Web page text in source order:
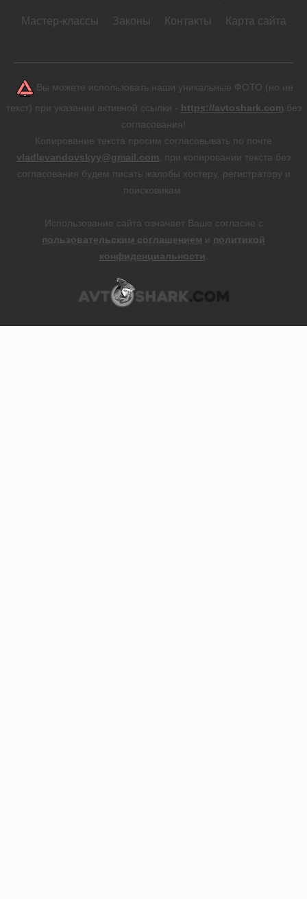
Мастер-классы Законы Контакты Карта сайта
Вы можете использовать наши уникальные ФОТО (но не
текст) при указании активной ссылки - https://avtoshark.com без
согласования!
Копирование текста просим согласовывать по почте
vladlevandovskyy@gmail.com , при копировании текста без
согласования будем писать жалобы хостеру, регистратору и
поисковикам.
Использование сайта означает Ваше согласие с
пользовательским соглашением и политикой
конфиденциальности